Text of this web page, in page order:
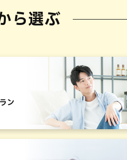
ら選ぶ
ン